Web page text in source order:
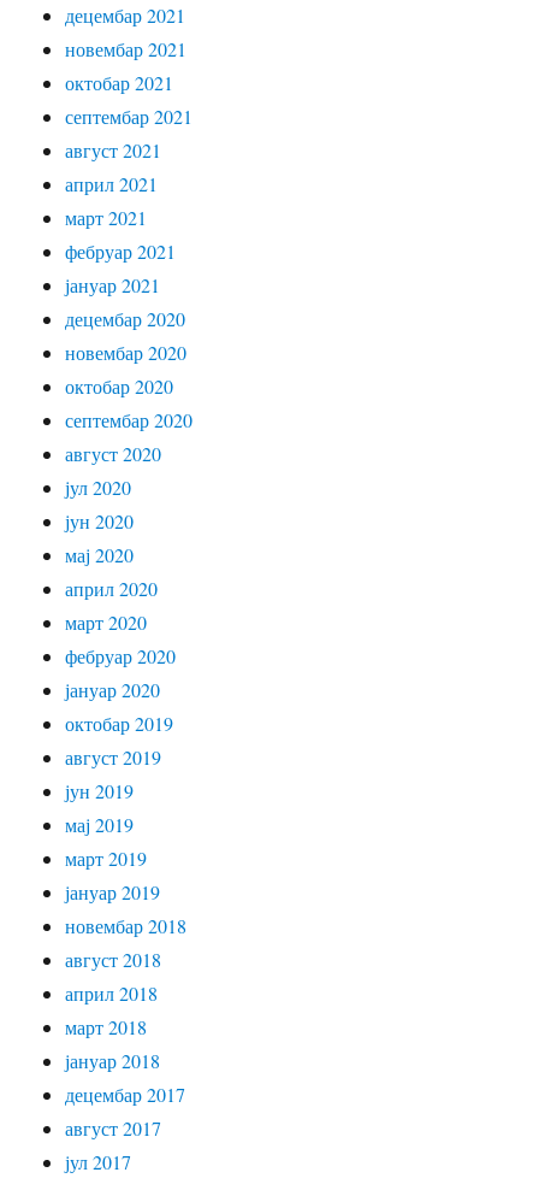
децембар 2021
новембар 2021
октобар 2021
септембар 2021
август 2021
април 2021
март 2021
фебруар 2021
јануар 2021
децембар 2020
новембар 2020
октобар 2020
септембар 2020
август 2020
јул 2020
јун 2020
мај 2020
април 2020
март 2020
фебруар 2020
јануар 2020
октобар 2019
август 2019
јун 2019
мај 2019
март 2019
јануар 2019
новембар 2018
август 2018
април 2018
март 2018
јануар 2018
децембар 2017
август 2017
јул 2017